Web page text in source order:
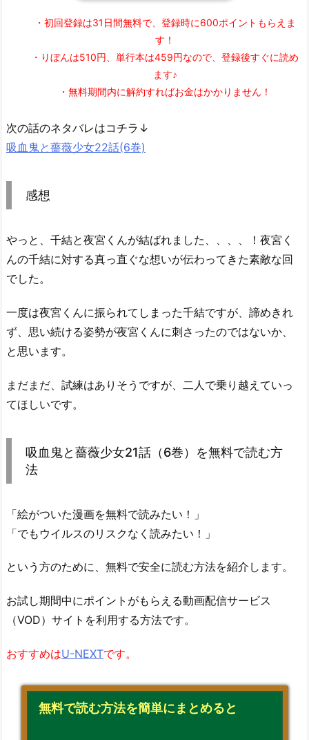
・初回登録は31日間無料で、登録時に600ポイントもらえま
す！
・りぼんは510円、単行本は459円なので、登録後すぐに読め
ます♪
・無料期間内に解約すればお金はかかりません！
次の話のネタバレはコチラ↓
吸血鬼と薔薇少女22話(6巻)
感想
やっと、千結と夜宮くんが結ばれました、、、、！夜宮く
んの千結に対する真っ直ぐな想いが伝わってきた素敵な回
でした。
一度は夜宮くんに振られてしまった千結ですが、諦めきれ
ず、思い続ける姿勢が夜宮くんに刺さったのではないか、
と思います。
まだまだ、試練はありそうですが、二人で乗り越えていっ
てほしいです。
吸血鬼と薔薇少女21話（6巻）を無料で読む方
法
「絵がついた漫画を無料で読みたい！」
「でもウイルスのリスクなく読みたい！」
という方のために、無料で安全に読む方法を紹介します。
お試し期間中にポイントがもらえる動画配信サービス
（VOD）サイトを利用する方法です。
おすすめはU-NEXTです。
無料で読む方法を簡単にまとめると